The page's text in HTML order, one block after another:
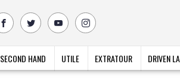
SECOND HAND UTILE EXTRATOUR DRIVEN